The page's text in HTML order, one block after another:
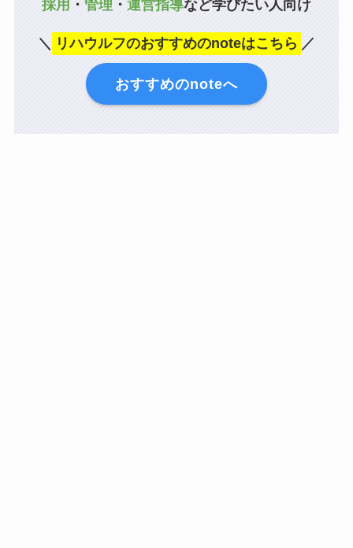
採用 ・ 管理 ・ 運営指導など学びたい人向け
＼ リハウルフのおすすめのnoteはこちら ／
おすすめのnoteへ